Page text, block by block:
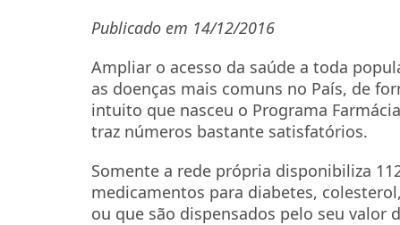
Publicado em 14/12/2016
Ampliar o acesso da saúde a toda
as doenças mais comuns no País, de
intuito que nasceu o Programa
traz números bastante satisfatórios.
Somente a rede própria disponibiliza
medicamentos para diabetes,
ou que são dispensados pelo seu valor